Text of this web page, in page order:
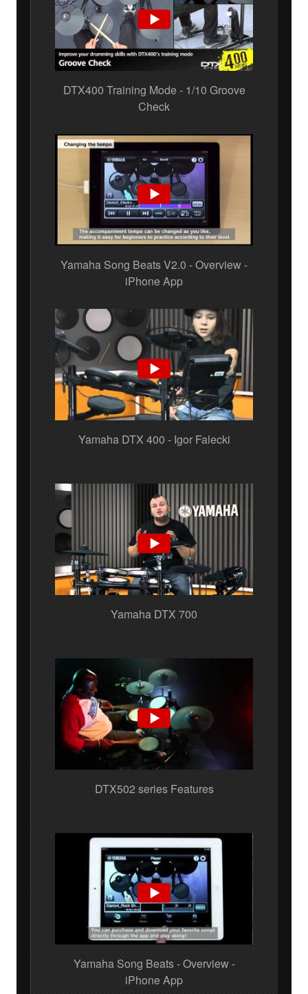
DTX400 Training Mode - 1/10 Groove
Check
Yamaha Song Beats V2.0 - Overview -
iPhone App
Yamaha DTX 400 - Igor Falecki
Yamaha DTX 700
DTX502 series Features
Yamaha Song Beats - Overview -
iPhone App